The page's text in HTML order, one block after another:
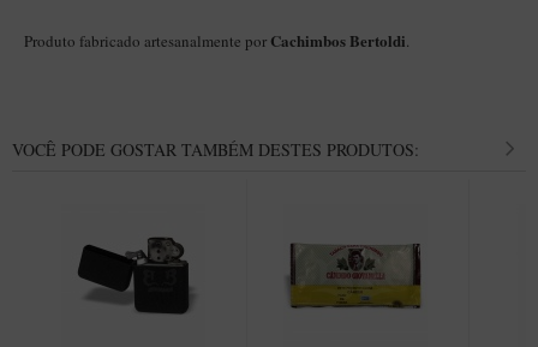
Limpadores para Cachimbo
Isqueiros
Produto fabricado artesanalmente por Cachimbos Bertoldi.
VOCÊ PODE GOSTAR TAMBÉM DESTES PRODUTOS: